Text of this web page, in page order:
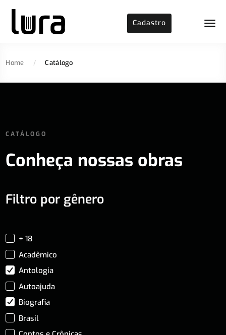
Cadastro
Home / Catálogo
CATÁLOGO
Conheça nossas obras
Filtro por gênero
+ 18
Acadêmico
Antologia
Autoajuda
Biografia
Brasil